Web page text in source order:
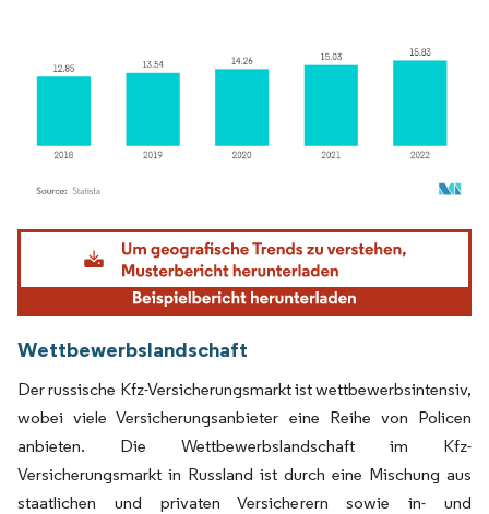
Bild © Mordor Intelligence. Wiederverwendung erfordert Namensnennung gemäß
Wettbewerbslandschaft
Der russische Kfz-Versicherungsmarkt ist wettbewerbsintensiv,
wobei viele Versicherungsanbieter eine Reihe von Policen
anbieten. Die Wettbewerbslandschaft im Kfz-
Versicherungsmarkt in Russland ist durch eine Mischung aus
staatlichen und privaten Versicherern sowie in- und